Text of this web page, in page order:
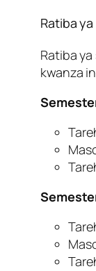
Ratiba
Ratiba
kwanza